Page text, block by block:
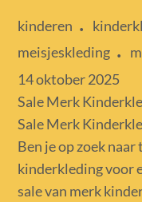
kinderen
meisjeskleding
Posted
on
14 oktober 2025
Sale Merk
Sale Merk
Ben je op zoek
kinderkleding voor
sale van merk